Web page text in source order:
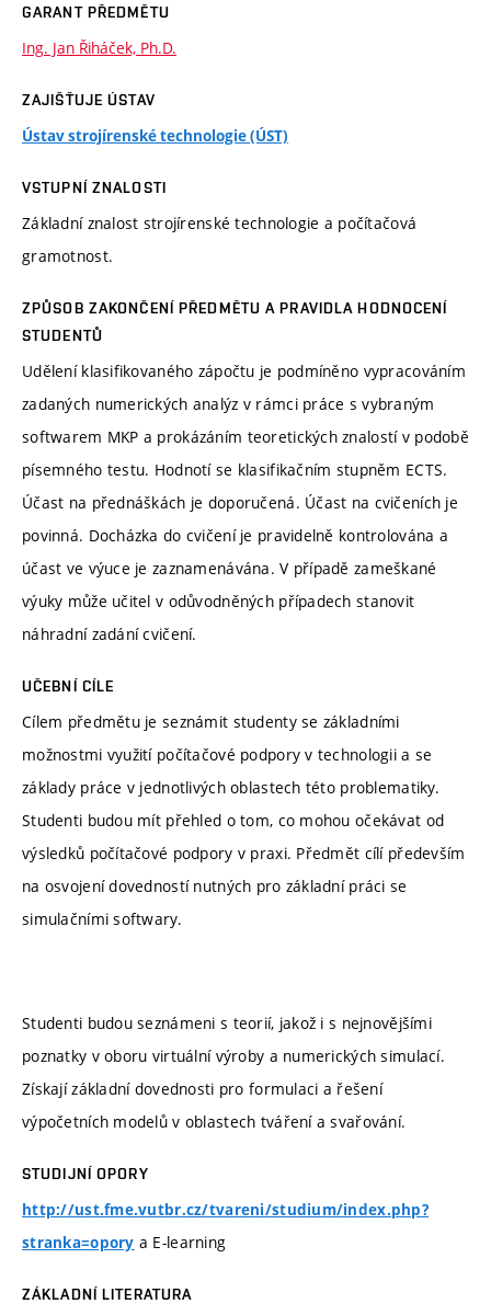
GARANT PŘEDMĚTU
Ing. Jan Řiháček, Ph.D.
ZAJIŠŤUJE ÚSTAV
Ústav strojírenské technologie (ÚST)
VSTUPNÍ ZNALOSTI
Základní znalost strojírenské technologie a počítačová
gramotnost.
ZPŮSOB ZAKONČENÍ PŘEDMĚTU A PRAVIDLA HODNOCENÍ
STUDENTŮ
Udělení klasifikovaného zápočtu je podmíněno vypracováním
zadaných numerických analýz v rámci práce s vybraným
softwarem MKP a prokázáním teoretických znalostí v podobě
písemného testu. Hodnotí se klasifikačním stupněm ECTS.
Účast na přednáškách je doporučená. Účast na cvičeních je
povinná. Docházka do cvičení je pravidelně kontrolována a
účast ve výuce je zaznamenávána. V případě zameškané
výuky může učitel v odůvodněných případech stanovit
náhradní zadání cvičení.
UČEBNÍ CÍLE
Cílem předmětu je seznámit studenty se základními
možnostmi využití počítačové podpory v technologii a se
základy práce v jednotlivých oblastech této problematiky.
Studenti budou mít přehled o tom, co mohou očekávat od
výsledků počítačové podpory v praxi. Předmět cílí především
na osvojení dovedností nutných pro základní práci se
simulačními softwary.
Studenti budou seznámeni s teorií, jakož i s nejnovějšími
poznatky v oboru virtuální výroby a numerických simulací.
Získají základní dovednosti pro formulaci a řešení
výpočetních modelů v oblastech tváření a svařování.
STUDIJNÍ OPORY
http://ust.fme.vutbr.cz/tvareni/studium/index.php?
stranka=opory a E-learning
ZÁKLADNÍ LITERATURA